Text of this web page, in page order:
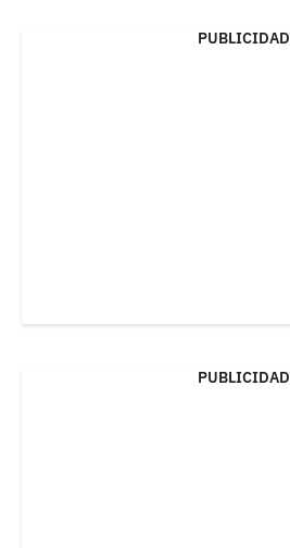
PUBLICIDAD
PUBLICIDAD